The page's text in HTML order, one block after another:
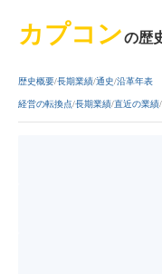
カプコンの歴
歴史概要 長期業績 通史 沿革年表
経営の転換点 長期業績 直近の業績